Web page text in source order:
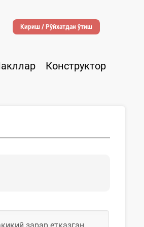
Кириш / Рўйхатдан ўтиш
Конструктор
зарар етказган